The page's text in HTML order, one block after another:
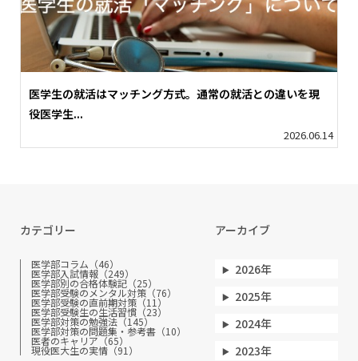
医学生の就活はマッチング方式。通常の就活との違いを現
役医学生...
2026.06.14
カテゴリー
医学部コラム（46）
医学部入試情報（249）
医学部別の合格体験記（25）
医学部受験のメンタル対策（76）
医学部受験の直前期対策（11）
医学部受験生の生活習慣（23）
医学部対策の勉強法（145）
医学部対策の問題集・参考書（10）
医者のキャリア（65）
現役医大生の実情（91）
アーカイブ
2026年
2025年
2024年
2023年